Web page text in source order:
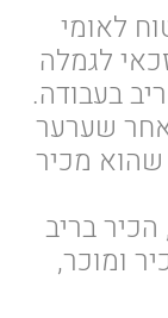
לאומי
לגמלה
בעבודה.
שערער
שהוא מכיר
בריב
ומוכר,